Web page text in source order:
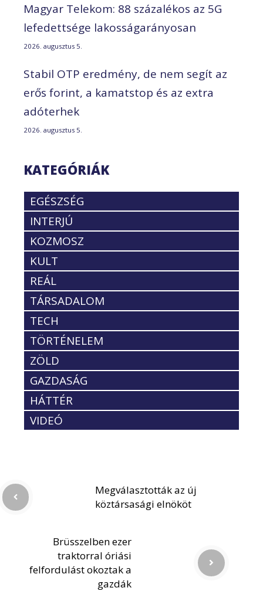
Magyar Telekom: 88 százalékos az 5G
lefedettsége lakosságarányosan
2026. augusztus 5.
Stabil OTP eredmény, de nem segít az
erős forint, a kamatstop és az extra
adóterhek
2026. augusztus 5.
KATEGÓRIÁK
EGÉSZSÉG
INTERJÚ
KOZMOSZ
KULT
REÁL
TÁRSADALOM
TECH
TÖRTÉNELEM
ZÖLD
GAZDASÁG
HÁTTÉR
VIDEÓ
Megválasztották az új
köztársasági elnököt
Brüsszelben ezer
traktorral óriási
felfordulást okoztak a
gazdák